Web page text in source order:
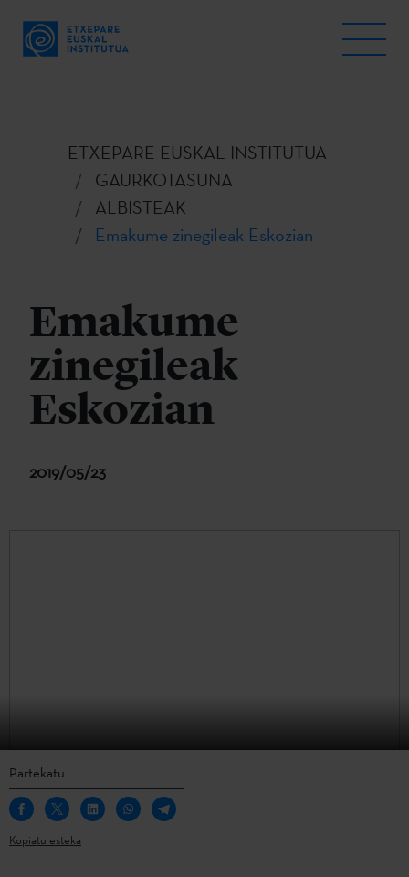
ETXEPARE EUSKAL INSTITUTUA
GAURKOTASUNA
ALBISTEAK
Emakume zinegileak Eskozian
Emakume
zinegileak
Eskozian
2019/05/23
Partekatu
Kopiatu esteka